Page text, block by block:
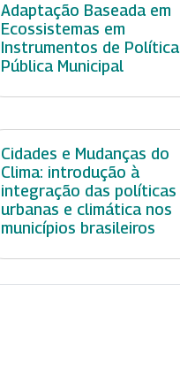
Adaptação Baseada em
Ecossistemas em
Instrumentos de Política
Pública Municipal
Cidades e Mudanças do
Clima: introdução à
integração das políticas
urbanas e climática nos
municípios brasileiros